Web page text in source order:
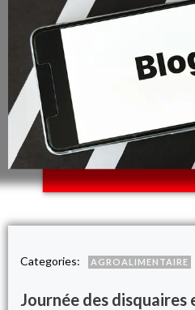
Categories: AGROALIMENTAIRE
Journée des disquaires